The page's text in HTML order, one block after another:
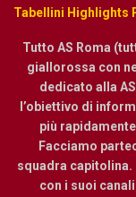
Tabellini Highlights
Tutto AS Roma
giallorossa con
dedicato alla
l’obiettivo di
più
Facciamo
squadra capitolina.
con i suoi